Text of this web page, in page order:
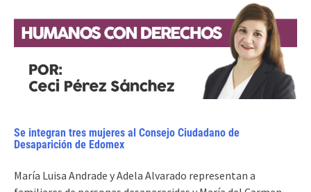
Se integran tres mujeres al Consejo Ciudadano de
Desaparición de Edomex
María Luisa Andrade y Adela Alvarado representan a